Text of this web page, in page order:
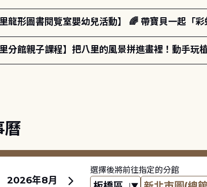
里龍形圖書閱覽室嬰幼兒活動】 🌈 帶寶貝一起「
里分館親子課程】把八里的風景拼進畫裡！動手玩
曆
2026年8月
選擇後將前往指定的分館